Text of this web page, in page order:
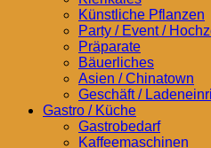
Künstliche Pflanzen
Party / Event /
Präparate
Bäuerliches
Asien / Chinatown
Geschäft /
Gastro / Küche
Gastrobedarf
Kaffeemaschinen